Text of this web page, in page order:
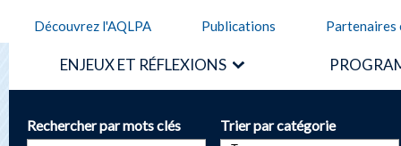
Découvrez l'AQLPA Publications Partenaires
ENJEUX ET RÉFLEXIONS
Rechercher par mots clés Trier par catégorie